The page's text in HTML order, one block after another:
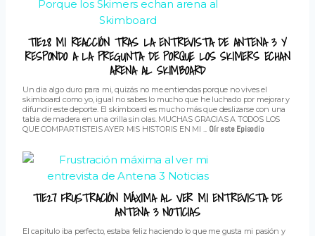
T1E28 MI REACCIÓN TRAS LA ENTREVISTA DE ANTENA 3 Y
RESPONDO A LA PREGUNTA DE PORQUE LOS SKIMERS ECHAN
ARENA AL SKIMBOARD
Un dia algo duro para mi, quizás no me entiendas porque no vives el
skimboard como yo, igual no sabes lo mucho que he luchado por mejorar y
difundir este deporte. El skimboard es mucho más que deslizarse con una
tabla de madera en una orilla sin olas. MUCHAS GRACIAS A TODOS LOS
QUE COMPARTISTEIS AYER MIS HISTORIS EN MI ... Oír este Episodio
T1E27 FRUSTRACIÓN MÁXIMA AL VER MI ENTREVISTA DE
ANTENA 3 NOTICIAS
El capitulo iba perfecto, estaba feliz haciendo lo que me gusta mi pasión y